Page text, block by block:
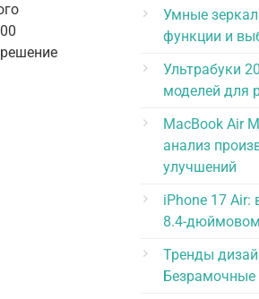
Умные
функции и
Ультрабуки
моделей для
MacBook Air
анализ
улучшений
iPhone 17 Air:
8.4-
Тренды